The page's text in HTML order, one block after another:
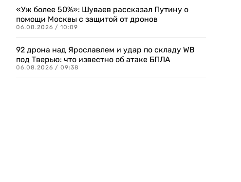
«Уж более 50%»: Шуваев рассказал Путину о
помощи Москвы с защитой от дронов
06.08.2026 / 10:09
92 дрона над Ярославлем и удар по складу WB
под Тверью: что известно об атаке БПЛА
06.08.2026 / 09:38